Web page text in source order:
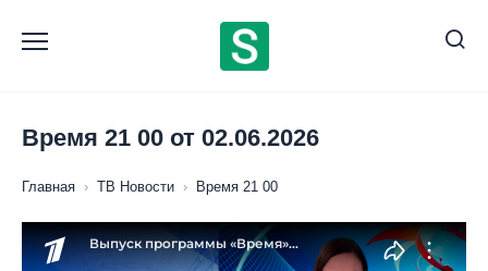
содержанию
Время 21 00 от 02.06.2026
Главная › ТВ Новости › Время 21 00